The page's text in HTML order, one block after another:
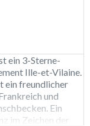
ein 3-Sterne-
Ille-et-Vilaine.
ein freundlicher
und
Ein
im Zeichen der